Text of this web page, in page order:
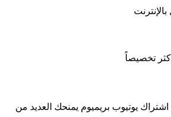
اشتراك يوتيوب بريميوميمنحك العديد من